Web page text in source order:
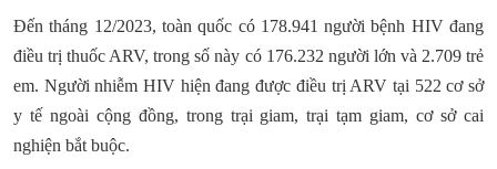
Đến tháng 12/2023, toàn quốc có 178.941 người bệnh HIV đang
điều trị thuốc ARV, trong số này có 176.232 người lớn và 2.709 trẻ
em. Người nhiễm HIV hiện đang được điều trị ARV tại 522 cơ sở
y tế ngoài cộng đồng, trong trại giam, trại tạm giam, cơ sở cai
nghiện bắt buộc.